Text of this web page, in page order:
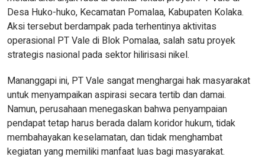
Desa Huko-huko, Kecamatan Pomalaa, Kabupaten Kolaka.
Aksi tersebut berdampak pada terhentinya aktivitas
operasional PT Vale di Blok Pomalaa, salah satu proyek
strategis nasional pada sektor hilirisasi nikel.
Mananggapi ini, PT Vale sangat menghargai hak masyarakat
untuk menyampaikan aspirasi secara tertib dan damai.
Namun, perusahaan menegaskan bahwa penyampaian
pendapat tetap harus berada dalam koridor hukum, tidak
membahayakan keselamatan, dan tidak menghambat
kegiatan yang memiliki manfaat luas bagi masyarakat.